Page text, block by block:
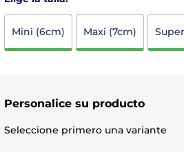
Mini (6cm) Maxi (7cm)
Personalice su producto
Seleccione primero una variante